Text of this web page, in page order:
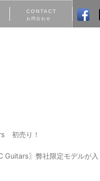
CONTACT
お問合わせ
初売り！
Guitars〗弊社限定モデルが入